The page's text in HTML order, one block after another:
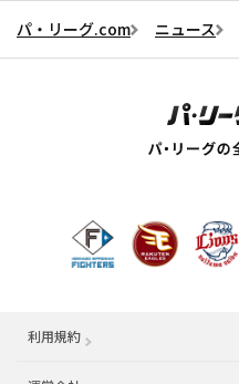
パ・リーグ.com ニュース
利用規約